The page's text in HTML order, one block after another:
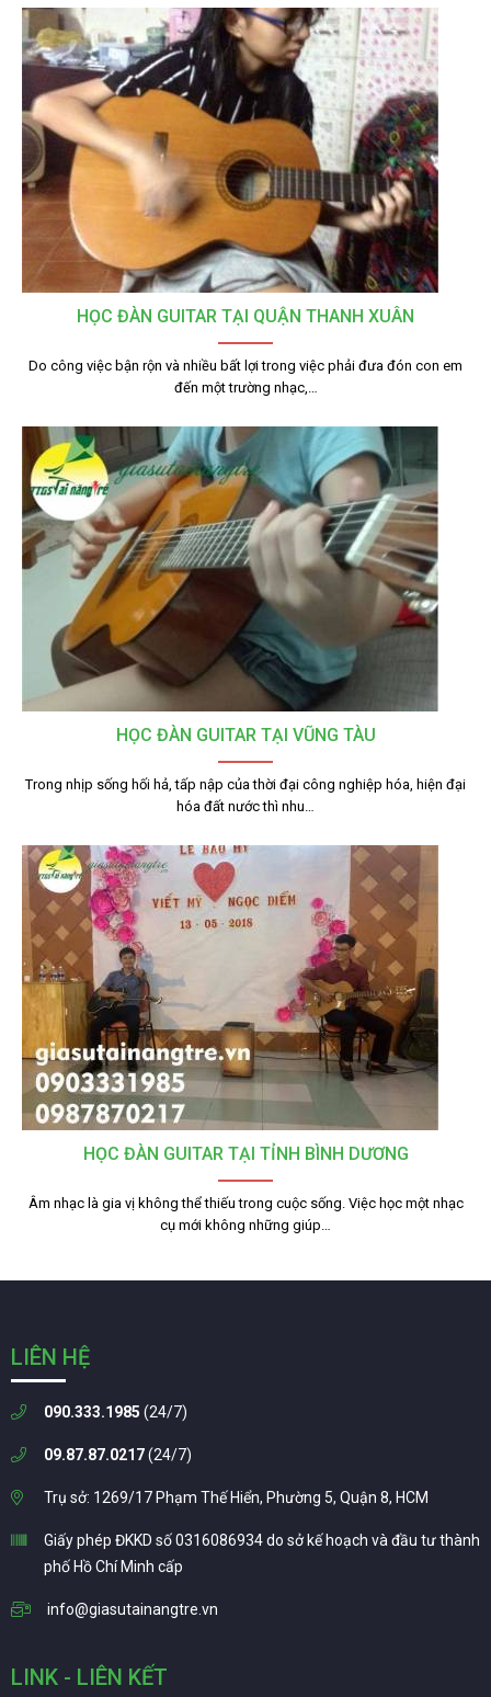
HỌC ĐÀN GUITAR TẠI QUẬN THANH XUÂN
Do công việc bận rộn và nhiều bất lợi trong việc phải đưa đón con em
đến một trường nhạc,…
HỌC ĐÀN GUITAR TẠI VŨNG TÀU
Trong nhịp sống hối hả, tấp nập của thời đại công nghiệp hóa, hiện đại
hóa đất nước thì nhu…
HỌC ĐÀN GUITAR TẠI TỈNH BÌNH DƯƠNG
Âm nhạc là gia vị không thể thiếu trong cuộc sống. Việc học một nhạc
cụ mới không những giúp…
LIÊN HỆ
090.333.1985 (24/7)
09.87.87.0217(24/7)
Trụ sở: 1269/17 Phạm Thế Hiển, Phường 5, Quận 8, HCM
Giấy phép ĐKKD số 0316086934 do sở kế hoạch và đầu tư thành
phố Hồ Chí Minh cấp
info@giasutainangtre.vn
LINK - LIÊN KẾT